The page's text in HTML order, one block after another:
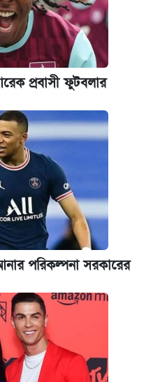
(৬ আগস্ট)
এমবিএতে ভর্তি শুরু,
নির্দেশ শিক্ষামন্ত্রীর
প্রবাসী ফুটবলার
পরিকল্পনা সরকারের